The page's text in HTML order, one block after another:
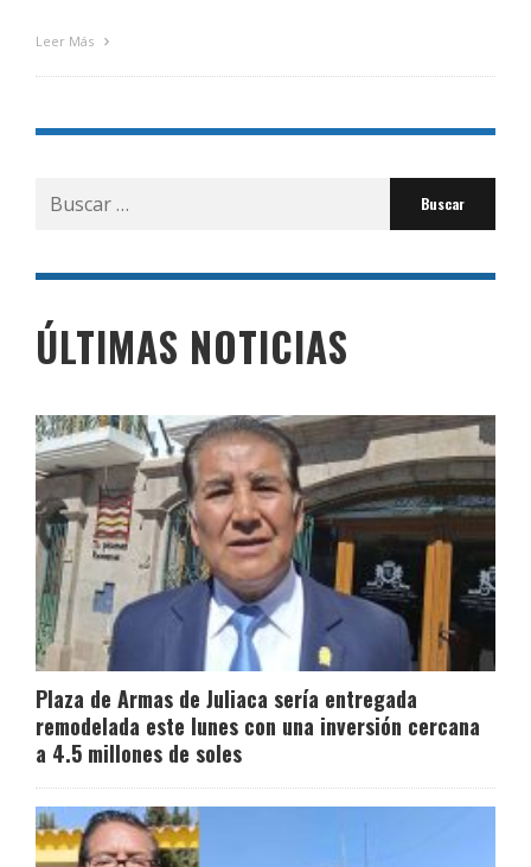
Leer Más
Buscar
por:
ÚLTIMAS NOTICIAS
Plaza de Armas de Juliaca sería entregada
remodelada este lunes con una inversión cercana
a 4.5 millones de soles